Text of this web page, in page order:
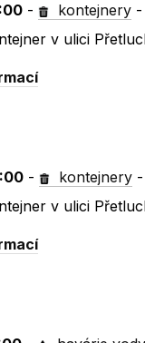
- kontejnery
v ulici
- kontejnery
v ulici